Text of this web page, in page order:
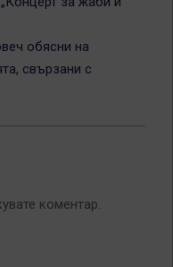
обясни на
свързани с
коментар.